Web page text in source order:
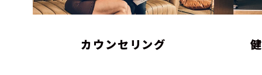
カウンセリング